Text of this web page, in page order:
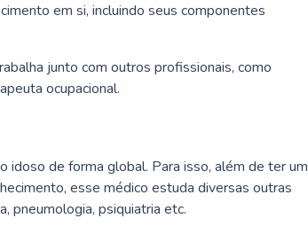
em si, incluindo seus componentes
junto com outros profissionais, como
ocupacional.
idoso de forma global. Para isso, além de ter um
esse médico estuda diversas outras
pneumologia, psiquiatria etc.